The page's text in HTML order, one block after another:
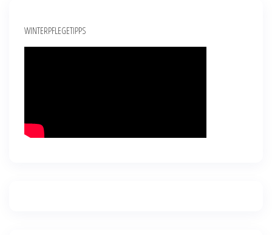
WINTERPFLEGETIPPS